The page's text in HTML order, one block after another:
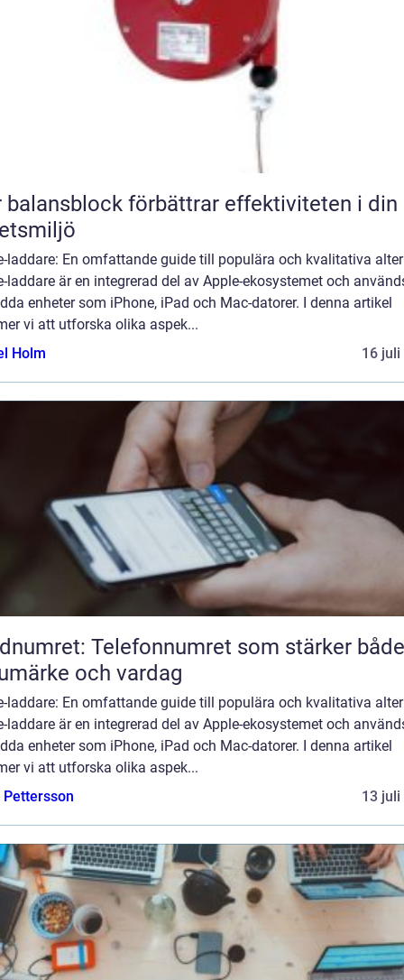
balansblock förbättrar effektiviteten i din
laddare: En omfattande guide till populära och kvalitativa
laddare är en integrerad del av Apple-ekosystemet och
enheter som iPhone, iPad och Mac-datorer. I denna artikel
vi att utforska olika aspek...
Holm
16 juli
Telefonnumret som stärker både
och vardag
laddare: En omfattande guide till populära och kvalitativa
laddare är en integrerad del av Apple-ekosystemet och
enheter som iPhone, iPad och Mac-datorer. I denna artikel
vi att utforska olika aspek...
13 juli